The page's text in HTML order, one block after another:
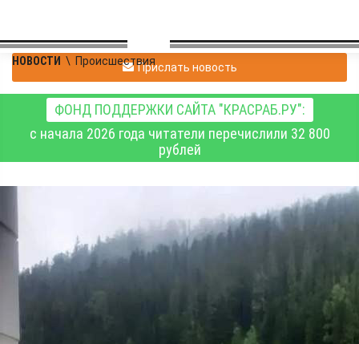
НОВОСТИ \ ПроисшествияПрислать новость
ФОНД ПОДДЕРЖКИ САЙТА "КРАСРАБ.РУ":
с начала 2026 года читатели перечислили 32 800
рублей
Из-за подъёма воды в
Сейбе перекрыт
участок автодороги
«Саяны» в Курагинском
округе